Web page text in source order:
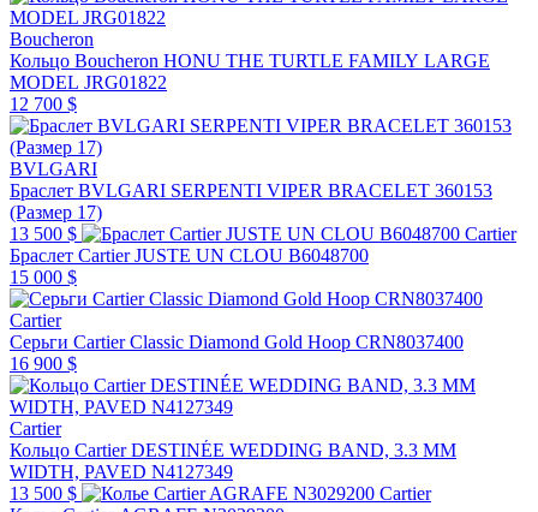
Boucheron
Кольцо Boucheron HONU THE TURTLE FAMILY LARGE
MODEL JRG01822
12 700 $
BVLGARI
Браслет BVLGARI SERPENTI VIPER BRACELET 360153
(Размер 17)
13 500 $
Cartier
Браслет Cartier JUSTE UN CLOU B6048700
15 000 $
Cartier
Серьги Cartier Classic Diamond Gold Hoop CRN8037400
16 900 $
Cartier
Кольцо Cartier DESTINÉE WEDDING BAND, 3.3 MM
WIDTH, PAVED N4127349
13 500 $
Cartier